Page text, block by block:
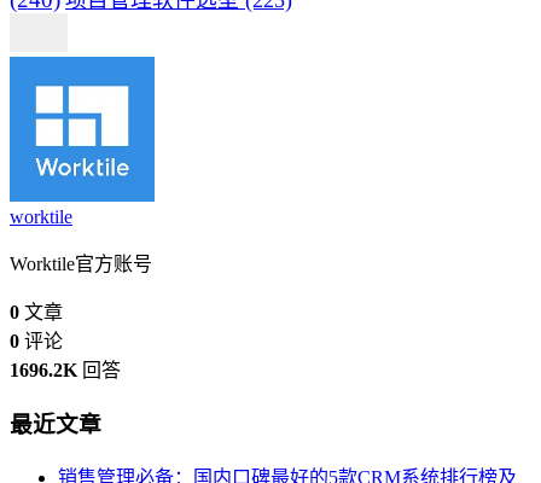
worktile
Worktile官方账号
0 文章
0 评论
1696.2K 回答
最近文章
销售管理必备：国内口碑最好的5款CRM系统排行榜及